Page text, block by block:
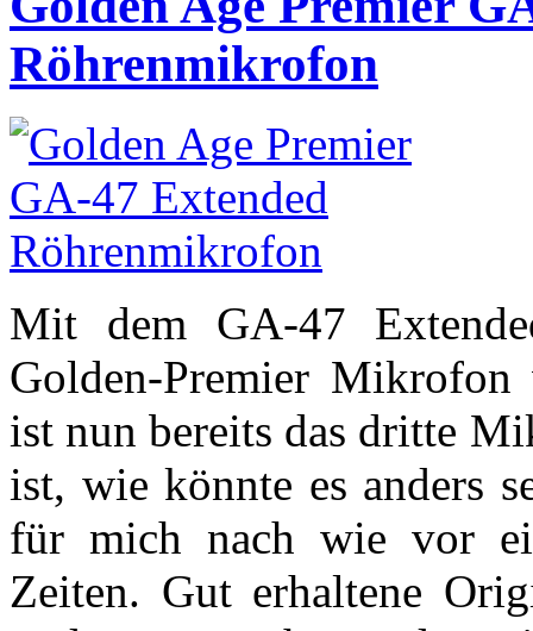
Röhrenmikrofon
Mit dem GA-47
Golden-Premier
ist nun bereits das dritte
ist, wie könnte es anders
für mich nach wie vor
Zeiten. Gut erhaltene